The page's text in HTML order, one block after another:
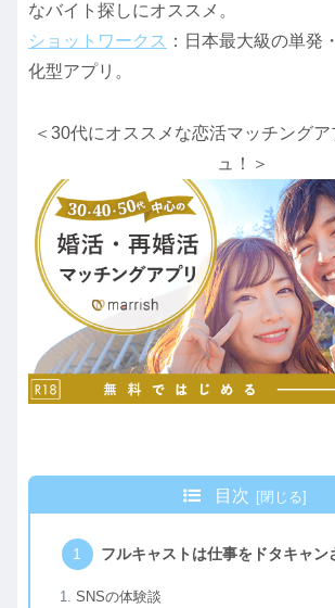
なバイト探しにオススメ。
ショットワークス ：日本最大級の単発
化型アプリ。
＜30代にオススメな恋活マッチング
ュ！＞
目次
フルキャストは仕事をドタキャン
SNSの体験談